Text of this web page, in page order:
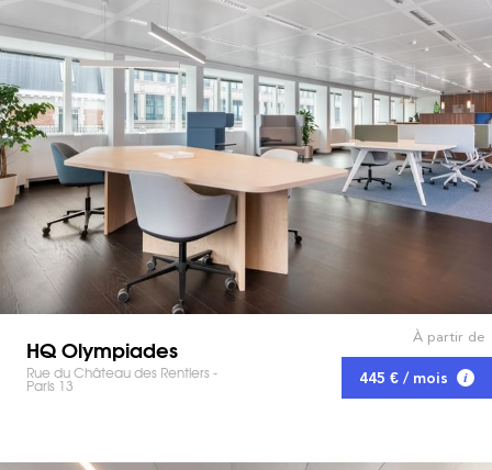
HQ Olympiades
Rue du Château des Rentiers -
Paris 13
À partir de
445 € / mois